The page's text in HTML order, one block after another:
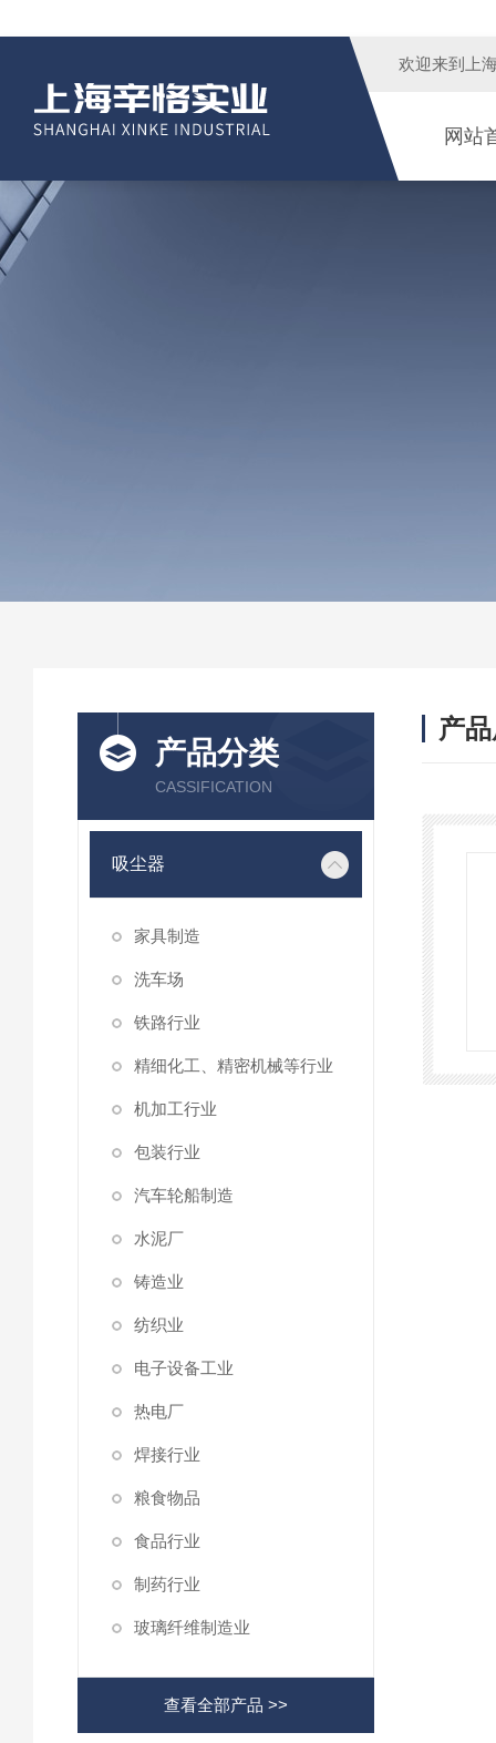
欢迎来到 上
网站
产品分类
CASSIFICATION
吸尘器
家具制造
洗车场
铁路行业
精细化工、精密机械等行业
机加工行业
包装行业
汽车轮船制造
水泥厂
铸造业
纺织业
电子设备工业
热电厂
焊接行业
粮食物品
食品行业
制药行业
玻璃纤维制造业
查看全部产品 >>
产